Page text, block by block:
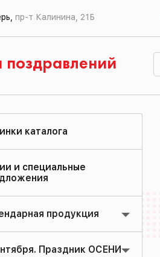
пр-т Калинина, 21Б
поздравлений
каталога
и специальные
продукция
Праздник ОСЕНИ